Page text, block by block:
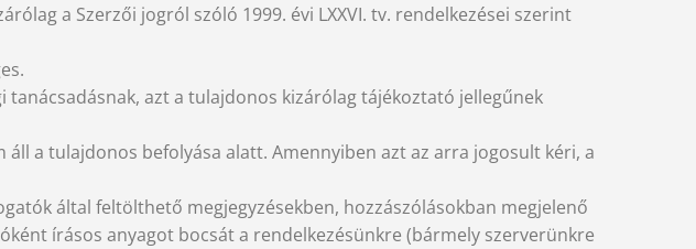
a Szerzői jogról szóló 1999. évi LXXVI. tv. rendelkezései szerint
azt a tulajdonos kizárólag tájékoztató jellegűnek
a tulajdonos befolyása alatt. Amennyiben azt az arra jogosult kéri, a
által feltölthető megjegyzésekben, hozzászólásokban megjelenő
írásos anyagot bocsát a rendelkezésünkre (bármely szerverünkre